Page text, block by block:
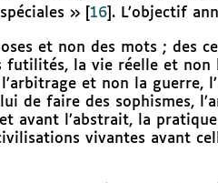
»[ 16] . L’objectif
et non des mots ; des
futilités, la vie réelle et non
et non la guerre,
de faire des sophismes,
avant l’abstrait, la
vivantes avant